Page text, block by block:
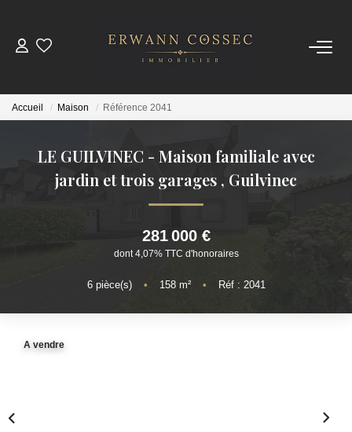
ESTIMER
Qui Sommes-Nous
Nos Actualités
Accueil Maison Référence 2041
LE GUILVINEC - Maison familiale avec
jardin et trois garages , Guilvinec
281 000 €
dont 4,07% TTC d'honoraires
6pièce(s) • 158m² • Réf : 2041
A vendre